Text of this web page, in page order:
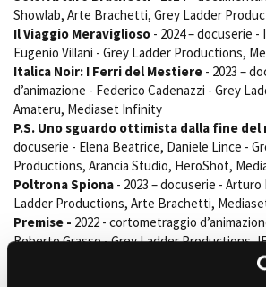
Showlab, Arte Brachetti, Grey Ladder
Il Viaggio Meraviglioso - 2024 – docuserie -
Eugenio Villani - Grey Ladder Productions,
Italica Noir: I Ferri del Mestiere - 2023 –
d’animazione - Federico Cadenazzi - Grey
Amateru, Mediaset Infinity
P.S. Uno sguardo ottimista dalla fine del
docuserie - Elena Beatrice, Daniele Lince -
Productions, Arancia Studio, HeroShot,
Poltrona Spiona - 2023 – docuserie -
Ladder Productions, Arte Brachetti,
Premise - 2022 - cortometraggio
Roberto Grasso - Grey Ladder Productions,
Film Commission Torino Piemonte - Short
- 2022 - cortometraggio - Mattia